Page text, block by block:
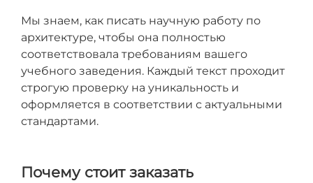
Мы знаем, как писать научную работу по
архитектуре, чтобы она полностью
соответствовала требованиям вашего
учебного заведения. Каждый текст проходит
строгую проверку на уникальность и
оформляется в соответствии с актуальными
стандартами.
Почему стоит заказать